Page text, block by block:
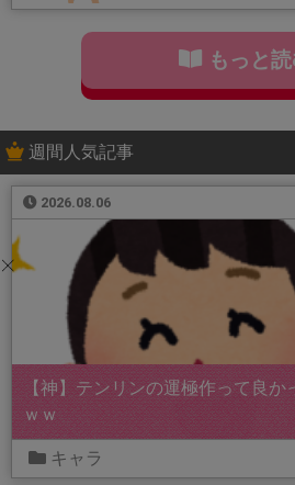
もっと
週間人気記事
2026.08.06
【神】テンリンの運極作って良か
ｗｗ
キャラ